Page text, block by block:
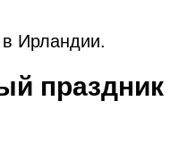
Ирландии.
праздник